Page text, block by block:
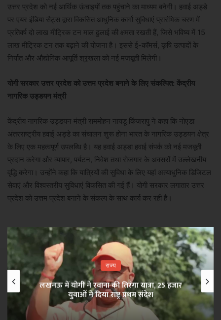
उत्तर प्रदेश को नई आर्थिक ऊंचाइयों तक पहुंचाने का माध्यम बनेगी। हवाई अड्डे
पर एयर इंडिया सैट्स द्वारा विकसित आधुनिक कार्गो सुविधाएं प्रारंभिक चरण में
प्रतिवर्ष दो लाख मीट्रिक टन माल ढुलाई की क्षमता रखती हैं, जिसे भविष्य में 15
लाख मीट्रिक टन तक बढ़ाने की योजना है। इससे ई-कॉमर्स, कृषि उत्पादों के
निर्यात और औद्योगिक आपूर्ति श्रृंखला को नई मजबूती मिलेगी।
योगी सरकार उत्तर प्रदेश को उत्तम प्रदेश बनाने के लिए संकल्पित: केंद्रीय
नागरिक उड्डयन मंत्री
केंद्रीय नागरिक उड्डयन मंत्री राममोहन नायडू किंजरापु ने कहा कि नोएडा
अंतरराष्ट्रीय हवाई अड्डे का संचालन शुरू होना भारत के नागरिक उड्डयन क्षेत्र
के लिए एक महत्वपूर्ण उपलब्धि है। यह हवाई अड्डा हवाई संपर्क को नई मजबूती
प्रदान करेगा और व्यापार, पर्यटन, निवेश तथा रोजगार के अवसरों में उल्लेखनीय
वृद्धि करेगा। उन्होंने कहा कि यात्रियों की सुविधा के लिए यहां अत्याधुनिक डिजिटल
सेवाएं और विश्वस्तरीय सुविधाएं विकसित की गई हैं। योगी सरकार लगातार उत्तर
प्रदेश को उत्तम प्रदेश बनाने के संकल्प के साथ कार्य कर रही है।
राज्य
लखनऊ में योगी ने रवाना की तिरंगा यात्रा, 25 हजार
युवाओं ने दिया राष्ट्र प्रथम संदेश